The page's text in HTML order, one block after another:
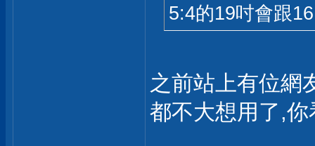
5:4的19吋會跟
之前站上有位網
都不大想用了,